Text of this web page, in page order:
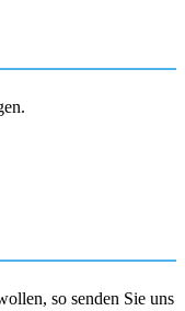
so senden Sie uns